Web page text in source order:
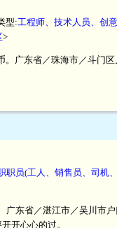
型:工程师、技术人员、创
>
广东省／珠海市／斗门
职员(工人、销售员、司机
东省／湛江市／吴川市
开心心的过。